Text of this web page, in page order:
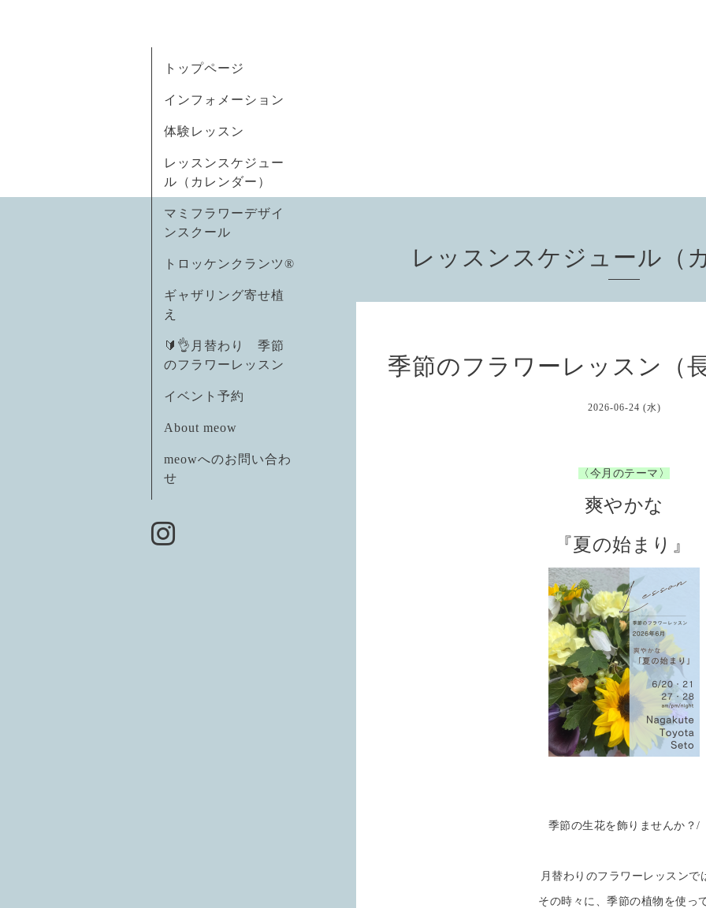
トップページ
インフォメーション
体験レッスン
レッスンスケジュー
ル（カレンダー）
マミフラワーデザイ
ンスクール
トロッケンクランツ®
ギャザリング寄せ植
え
🔰👌月替わり 季節
のフラワーレッスン
イベント予約
About meow
meowへのお問い合わ
せ
レッスンスケジュール（
季節のフラワーレッスン（
2026-06-24 (水)
〈今月のテーマ〉
爽やかな
『夏の始まり 』
季節の生花を飾りませんか？/
月替わりのフラワーレッスンで
その時々に、季節の植物を使っ